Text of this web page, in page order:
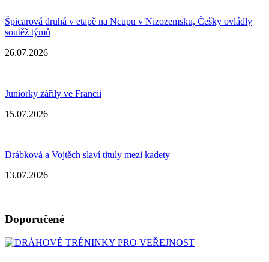
Špicarová druhá v etapě na Ncupu v Nizozemsku, Češky ovládly
soutěž týmů
26.07.2026
Juniorky zářily ve Francii
15.07.2026
Drábková a Vojtěch slaví tituly mezi kadety
13.07.2026
Doporučené